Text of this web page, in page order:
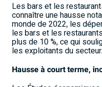
Les bars et les
connaître une hausse
monde de 2022, les
les bars et les
plus de 10%, ce qui
les exploitants du secteur.
Hausse à court terme,